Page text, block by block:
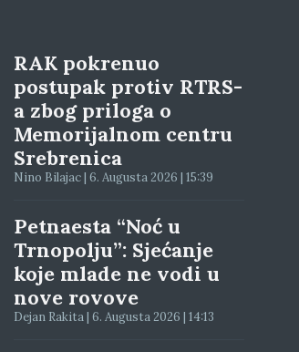
RAK pokrenuo
postupak protiv RTRS-
a zbog priloga o
Memorijalnom centru
Srebrenica
Nino Bilajac | 6. Augusta 2026 | 15:39
Petnaesta “Noć u
Trnopolju”: Sjećanje
koje mlade ne vodi u
nove rovove
Dejan Rakita | 6. Augusta 2026 | 14:13